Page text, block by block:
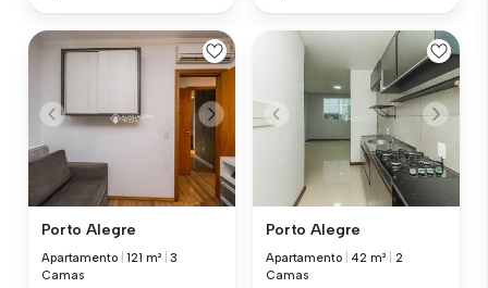
Porto Alegre
Apartamento |121 m² |3
Camas
Porto Alegre
Apartamento 42 m²
2
Camas